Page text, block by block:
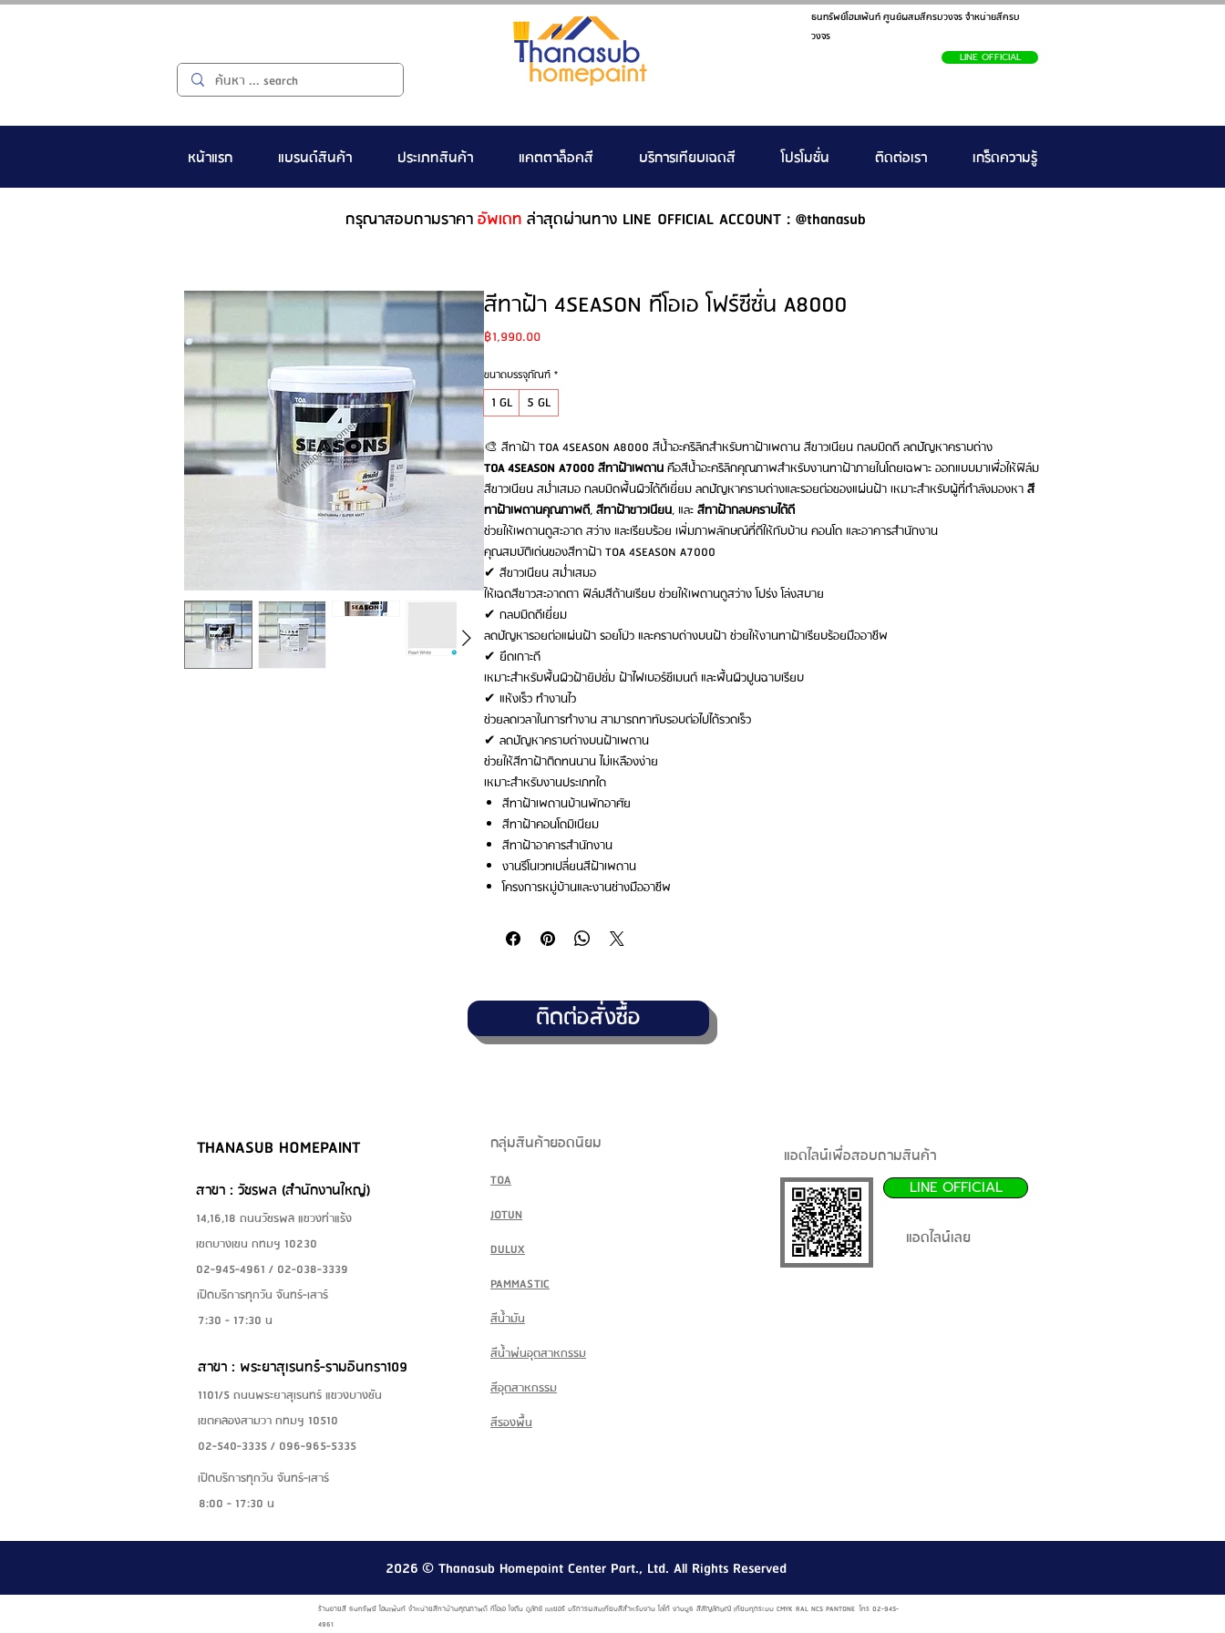
ธนทรัพย์โฮมเพ้นท์ ศูนย์ผสมสีครบวงจร จำหน่ายสีครบ
วงจร
LINE OFFICIAL
หน้าแรก แบรนด์สินค้า ประเภทสินค้า แคตตาล็อคสี บริการเทียบเฉดสี โปรโมชั่น ติดต่อเรา เกร็ดความรู้
กรุณาสอบถามราคาอัพเดท ล่าสุดผ่านทาง LINE OFFICIAL ACCOUNT : @thanasub
สีทาฝ้า 4SEASON ทีโอเอ โฟร์ซีซั่น A8000
฿1,990.00Price
ขนาดบรรจุภัณฑ์ *
1 GL 5 GL
🎨 สีทาฝ้า TOA 4SEASON A8000 สีน้ำอะคริลิกสำหรับทาฝ้าเพดาน สีขาวเนียน กลบมิดดี ลดปัญหาคราบด่าง
TOA 4SEASON A7000 สีทาฝ้าเพดานคือสีน้ำอะคริลิกคุณภาพสำหรับงานทาฝ้าภายในโดยเฉพาะ ออกแบบมาเพื่อให้ฟิล์ม
สีขาวเนียน สม่ำเสมอ กลบมิดพื้นผิวได้ดีเยี่ยม ลดปัญหาคราบด่างและรอยต่อของแผ่นฝ้า เหมาะสำหรับผู้ที่กำลังมองหาสี
ทาฝ้าเพดานคุณภาพดี,สีทาฝ้าขาวเนียน, และสีทาฝ้ากลบคราบได้ดี
ช่วยให้เพดานดูสะอาด สว่าง และเรียบร้อย เพิ่มภาพลักษณ์ที่ดีให้กับบ้าน คอนโด และอาคารสำนักงาน
คุณสมบัติเด่นของสีทาฝ้า TOA 4SEASON A7000
✔ สีขาวเนียน สม่ำเสมอ
ให้เฉดสีขาวสะอาดตา ฟิล์มสีด้านเรียบ ช่วยให้เพดานดูสว่าง โปร่ง โล่งสบาย
✔ กลบมิดดีเยี่ยม
ลดปัญหารอยต่อแผ่นฝ้า รอยโป๊ว และคราบด่างบนฝ้า ช่วยให้งานทาฝ้าเรียบร้อยมืออาชีพ
✔ ยึดเกาะดี
เหมาะสำหรับพื้นผิวฝ้ายิปซั่ม ฝ้าไฟเบอร์ซีเมนต์ และพื้นผิวปูนฉาบเรียบ
✔ แห้งเร็ว ทำงานไว
ช่วยลดเวลาในการทำงาน สามารถทาทับรอบต่อไปได้รวดเร็ว
✔ ลดปัญหาคราบด่างบนฝ้าเพดาน
ช่วยให้สีทาฝ้าติดทนนาน ไม่เหลืองง่าย
เหมาะสำหรับงานประเภทใด
สีทาฝ้าเพดานบ้านพักอาศัย
สีทาฝ้าคอนโดมิเนียม
สีทาฝ้าอาคารสำนักงาน
งานรีโนเวทเปลี่ยนสีฝ้าเพดาน
โครงการหมู่บ้านและงานช่างมืออาชีพ
ติดต่อสั่งซื้อ
THANASUB HOMEPAINT
สาขา : วัชรพล (สำนักงานใหญ่)
14,16,18 ถนนวัชรพล แขวงท่าแร้ง
เขตบางเขน กทมฯ 10230
02-945-4961 / 02-038-3339
เปิดบริการทุกวัน จันทร์-เสาร์
7:30 - 17:30 น
สาขา : พระยาสุเรนทร์-รามอินทรา109
1101/5 ถนนพระยาสุเรนทร์ แขวงบางชัน
เขตคลองสามวา กทมฯ 10510
02-540-3335 / 096-965-5335
เปิดบริการทุกวัน จันทร์-เสาร์
8:00 - 17:30 น
กลุ่มสินค้ายอดนิยม
TOA
JOTUN
DULUX
PAMMASTIC
สีน้ำมัน
สีน้ำพ่นอุตสาหกรรม
สีอุตสาหกรรม
สีรองพื้น
แอดไลน์เพื่อสอบถามสินค้า
LINE OFFICIAL
แอดไลน์เลย
2026© Thanasub Homepaint Center Part., Ltd. All Rights Reserved
ร้านขายสี ธนทรัพย์ โฮมเพ้นท์ จำหน่ายสีทาบ้านคุณภาพดี ทีโอเอ โจตัน ดูลักซ์ เบเยอร์ บริการผสมเทียบสีสำหรับงาน โลโก้ งานบูธ สีสัญลักษณ์ เทียบทุกระบบ CMYK RAL NCS PANTONE โทร 02-945-
4961